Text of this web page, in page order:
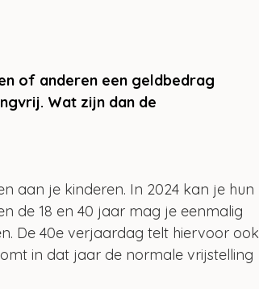
of anderen een geldbedrag
Wat zijn dan de
aan je kinderen. In 2024 kan je hun
de 18 en 40 jaar mag je eenmalig
De 40e verjaardag telt hiervoor
in dat jaar de normale vrijstelling